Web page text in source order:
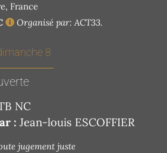
France
Organisé par: ACT33.
8
NC
: Jean-louis ESCOFFIER
jugement juste